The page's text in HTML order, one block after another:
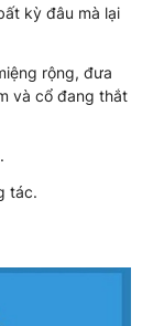
kỳ đâu mà lại
rộng, đưa
và cổ đang thắt
tác.